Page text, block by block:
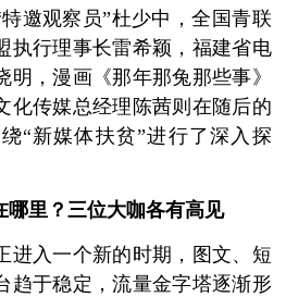
邀观察员”杜少中，全国青联
执行理事长雷希颖，福建省电
，漫画《那年那兔那些事》
化传媒总经理陈茜则在随后的
“新媒体扶贫”进行了深入探
哪里？三位大咖各有高见
入一个新的时期，图文、短
趋于稳定，流量金字塔逐渐形